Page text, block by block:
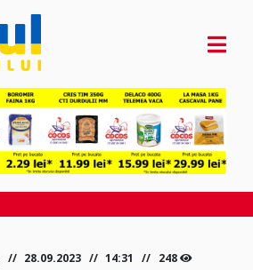
28.09.2023 14:31 248